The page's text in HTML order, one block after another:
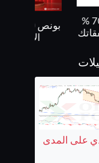
كاش باك 70 %
الايداع
على المدى